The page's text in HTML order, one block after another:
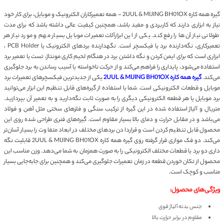
گیره همه کاره 2UUL & MIJING BH01OX - همه تعمیرکاران الکترونیک و موبایل، برای کار خود
ابزاری دارند که کاربردی و مفید باشد، همچنین کیفیت عالی داشته باشد که برای مدت
نیاز آن‌ها را رفع کند. یکی از این ابزارآلات تعمیرات موبایل بسیار مهم و مورد نیاز هر
تعمیرکاری، نگه‌دارنده برد یا فیکسچر است. نگهدارنده برد‌های الکترونیک یا PCB Holder ،
است که برای ایمن کردن و نگه داشتن برد در هنگام لحیم کاری‌ مونتاژ، تست یا تعمیر برد
می‌شود، پایداری را فراهم می‌کند و از حرکت ناخواسته یا آسیب رساندن به برد جلوگیری
گیره همه کاره 2UUL & MIJING BH01OX
یکی از جدیدترین فیکسچرهای تعمیرات برد
و قطعات الکترونیکی است. شما با استفاده از گیره‌های قابل تنظیم این ابزار می‌توانید
یا هر قطعه الکترونیکی دیگری را به صورت ثابت نگه‌دارید و به تعمیر آن بپردازید.
و آلیاژ استفاده شده در این گیره از ترکیب سنگی و فلزهای سختی مثل آهن و فولاد
و در مقابل حرارت و دمای بالا بسیار مقاوم است. گیره‌های فنری طراحی شده روی این
قابل تنظیم کردن است و قراردادن برد‌های مختلف در ابعاد متفاوت را بسیار آسان‌تر
می‌کند. دو فک موازی قرار گرفته روی گیره همه کاره 2UUL & MIJING BH01OX قابلیت نگه‌
برد یا قطعات مختلف الکترونیکی را به صورت همزمان به شما می‌دهد. وزن مناسب این
از تکان خوردن قطعه در زمان تعمیرات جلوگیری می‌کند و همچنین برای جابه‌جایی بسیار
و کوچک است.
محصول:
جنس بدنه آلیاژ قوی
مقاوم در برابر حرارت بالا